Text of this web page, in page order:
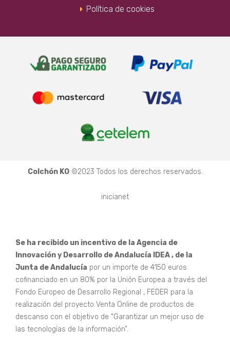
Política de cookies
Colchón KO©2023 Todos los derechos reservados.
inicianet
Se ha recibido un incentivo de la Agencia de
Innovación y Desarrollo de Andalucía IDEA , de la
Junta de Andalucía por un importe de 4150 euros
cofinanciado en un 80% por la Unión Europea a través del
Fondo Europeo de Desarrollo Regional , FEDER para la
realización del proyecto Venta Online de productos de
descanso con el objetivo de “Garantizar un mejor uso de
las tecnologías de la información”.